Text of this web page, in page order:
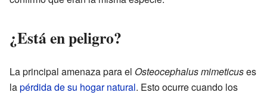
¿Está en peligro?
La principal amenaza para el Osteocephalus mimeticuses
lapérdida de su hogar natural. Esto ocurre cuando los